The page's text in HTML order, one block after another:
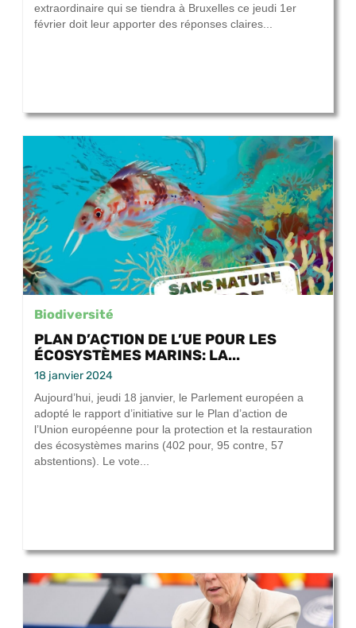
extraordinaire qui se tiendra à Bruxelles ce jeudi 1er
février doit leur apporter des réponses claires...
Biodiversité
PLAN D’ACTION DE L’UE POUR LES
ÉCOSYSTÈMES MARINS: LA...
18 janvier 2024
Aujourd’hui, jeudi 18 janvier, le Parlement européen a
adopté le rapport d’initiative sur le Plan d’action de
l’Union européenne pour la protection et la restauration
des écosystèmes marins (402 pour, 95 contre, 57
abstentions). Le vote...